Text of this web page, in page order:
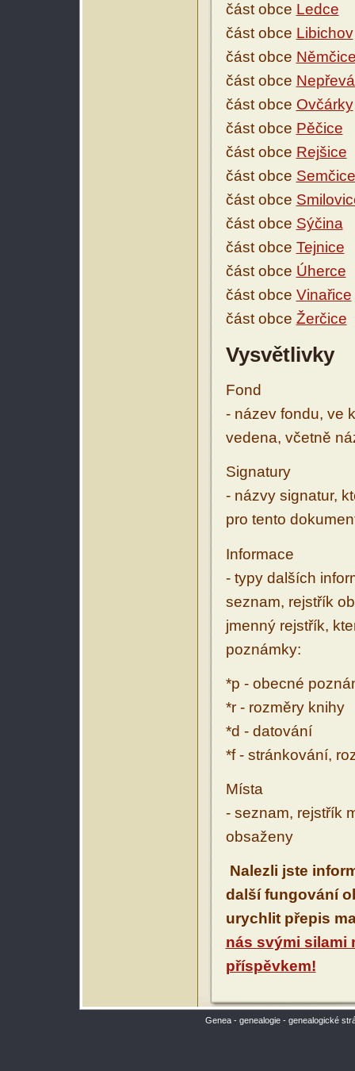
část obce Ledce
část obce Libichov
část obce
část obce
část obce Ovčárky
část obce Pěčice
část obce Rejšice
část obce Semčice
část obce
část obce Sýčina
část obce Tejnice
část obce Úherce
část obce Vinařice
část obce Žerčice
Vysvětlivky
Fond
- název fondu, ve
vedena, včetně
Signatury
- názvy signatur,
pro tento
Informace
- typy dalších
seznam, rejstřík
jmenný rejstřík,
poznámky:
*p - obecné
*r - rozměry knihy
*d - datování
*f - stránkování,
Místa
- seznam, rejstřík
obsaženy
Nalezli jste
další fungování
urychlit přepis
nás svými silami
příspěvkem!
Genea - genealogie - genealogické